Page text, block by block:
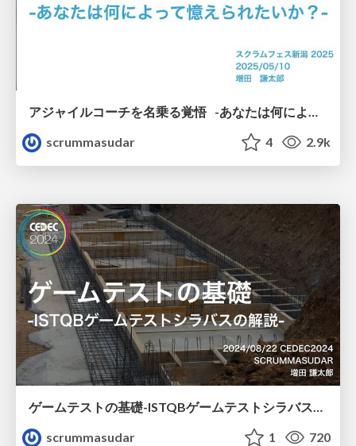
アジャイルコーチを名乗る覚悟 -あなたは何によって憶えられたいか？-
scrummasudar
4 2.9k
ゲームテストの基礎-ISTQBゲームテストシラバスの解説-
scrummasudar
1 720